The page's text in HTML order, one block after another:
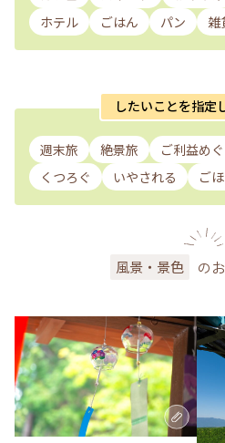
ホテル
ごはん パン 雑
したいことを指定
週末旅 絶景旅 ご利益め
くつろぐ
いやされる ご
風景・景色 の